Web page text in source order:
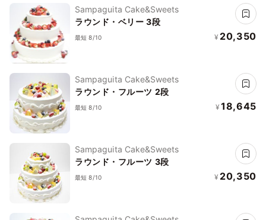
Sampaguita Cake&Sweets
ラウンド・ベリー 3段
最短 8/10 ¥ 20,350
Sampaguita Cake&Sweets
ラウンド・フルーツ 2段
最短 8/10 ¥ 18,645
Sampaguita Cake&Sweets
ラウンド・フルーツ 3段
最短 8/10 ¥ 20,350